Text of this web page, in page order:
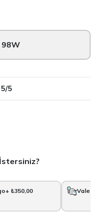
98W
5/5
+ ₺350,00 Vale